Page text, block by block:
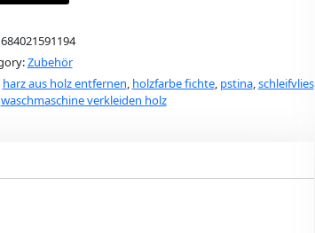
684021591194
Zubehör
harz aus holz entfernen, holzfarbe fichte, pstina,schleifvlies
waschmaschine verkleiden holz